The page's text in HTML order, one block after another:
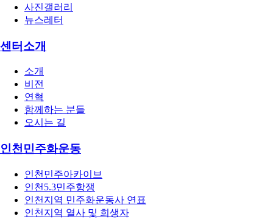
사진갤러리
뉴스레터
센터소개
소개
비전
연혁
함께하는 분들
오시는 길
인천민주화운동
인천민주아카이브
인천5.3민주항쟁
인천지역 민주화운동사 연표
인천지역 열사 및 희생자